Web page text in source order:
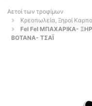
Αετοί των τροφίμων
Κρεοπωλεία, Ξηροί
Fel Fel ΜΠΑΧΑΡΙΚΑ-
ΒΟΤΑΝΑ- ΤΣΑΪ